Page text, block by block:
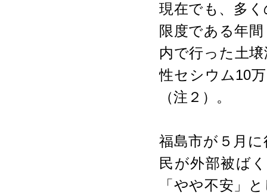
現在でも、多
限度である年
内で行った土
性セシウム10
（注２）。
福島市が５月
民が外部被ば
「やや不安」